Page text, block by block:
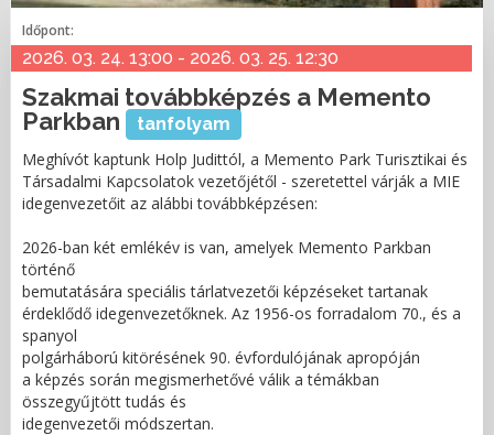
Időpont:
2026. 03. 24. 13:00 - 2026. 03. 25. 12:30
Szakmai továbbképzés a Memento
Parkban
tanfolyam
Meghívót kaptunk Holp Judittól, a Memento Park Turisztikai és
Társadalmi Kapcsolatok vezetőjétől - szeretettel várják a MIE
idegenvezetőit az alábbi továbbképzésen:
2026-ban két emlékév is van, amelyek Memento Parkban
történő
bemutatására speciális tárlatvezetői képzéseket tartanak
érdeklődő idegenvezetőknek. Az 1956-os forradalom 70., és a
spanyol
polgárháború kitörésének 90. évfordulójának apropóján
a képzés során megismerhetővé válik a témákban
összegyűjtött tudás és
idegenvezetői módszertan.